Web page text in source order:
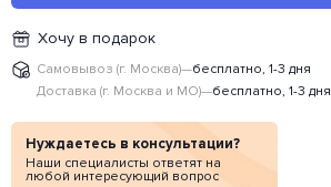
Хочу в подарок
Самовывоз (г. Москва)—бесплатно, 1-3 дня
Доставка (г. Москва и МО)—бесплатно, 1-3 дня
Нуждаетесь в консультации?
Наши специалисты ответят на
любой интересующий вопрос